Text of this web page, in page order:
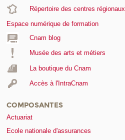
Répertoire des centres régionaux
Espace numérique de formation
Cnam blog
Musée des arts et métiers
La boutique du Cnam
Accès à l'IntraCnam
COMPOSANTES
Actuariat
Ecole nationale d'assurances